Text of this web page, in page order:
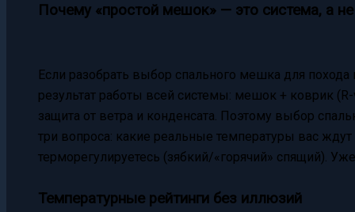
Почему «простой мешок» — это система, а
Если разобрать выбор спального мешка для похода
результат работы всей системы: мешок + коврик
защита от ветра и конденсата. Поэтому выбор
три вопроса: какие реальные температуры вас
терморегулируетесь (зябкий/«горячий» спящий).
Температурные рейтинги без иллюзий